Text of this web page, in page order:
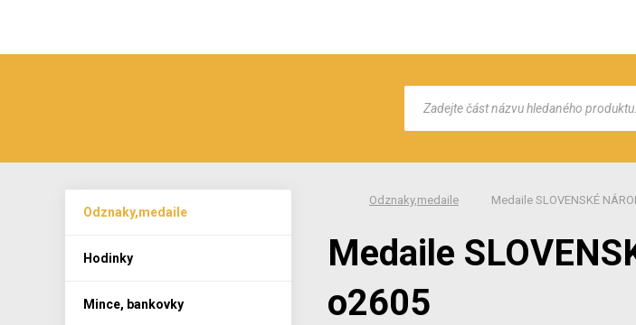
Odznaky,medaile Medaile SLOVENSKÉ
Medaile
o2605
Odznaky,medaile
Hodinky
Mince, bankovky